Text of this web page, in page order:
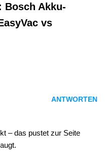
Bosch Akku-
vs
ANTWORTEN
– das pustet zur Seite